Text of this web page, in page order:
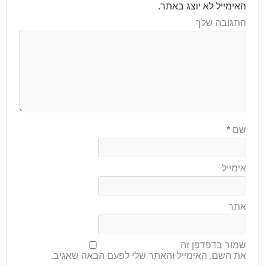
האימייל לא יוצג באתר.
התגובה שלך
שם*
אימייל
אתר
שמור בדפדפן זה
את השם, האימייל והאתר שלי לפעם הבאה שאגיב.